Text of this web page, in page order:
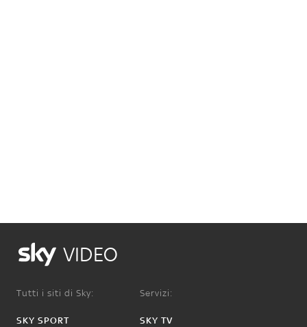
VIDEO
Tutti i siti di Sky:
SKY SPORT
Servizi:
SKY TV